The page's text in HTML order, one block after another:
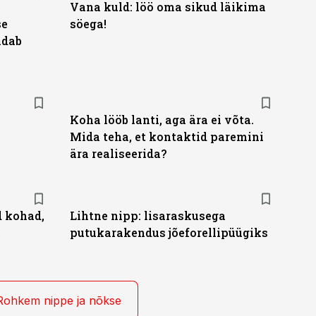
Vana kuld: löö oma sikud läikima
söega!
Koha lööb lanti, aga ära ei võta.
Mida teha, et kontaktid paremini
ära realiseerida?
kohad,
Lihtne nipp: lisaraskusega
putukarakendus jõeforellipüügiks
nippe ja nõkse